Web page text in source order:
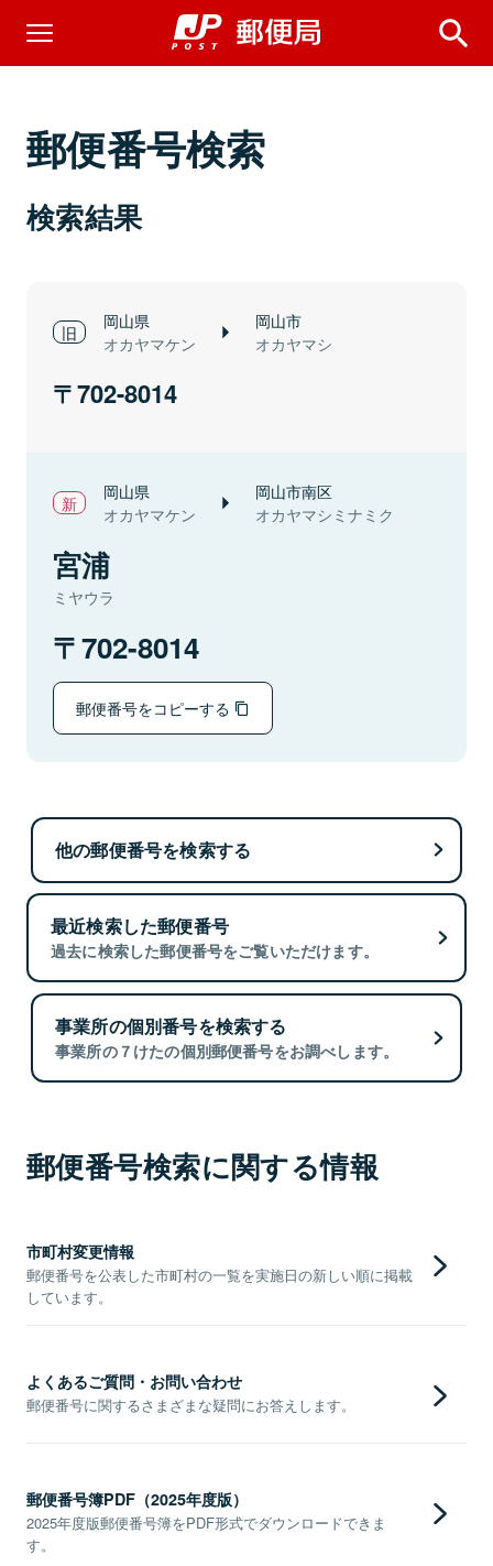
郵便番号検索
検索結果
岡山県
オカヤマケン
岡山市
オカヤマシ
702-8014
岡山県
オカヤマケン
岡山市南区
オカヤマシミナミク
宮浦
ミヤウラ
702-8014
郵便番号をコピーする
他の郵便番号を検索する
最近検索した郵便番号
過去に検索した郵便番号をご覧いただけます。
事業所の個別番号を検索する
事業所の７けたの個別郵便番号をお調べします。
郵便番号検索に関する情報
市町村変更情報
郵便番号を公表した市町村の一覧を実施日の新しい順に掲載
しています。
よくあるご質問・お問い合わせ
郵便番号に関するさまざまな疑問にお答えします。
郵便番号簿PDF（2025年度版）
2025年度版郵便番号簿をPDF形式でダウンロードできま
す。